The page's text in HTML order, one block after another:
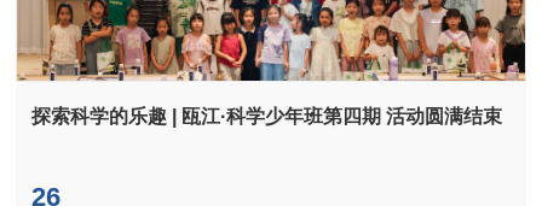
探索科学的乐趣 | 瓯江·科学少年班第四期 活动圆满结束
26